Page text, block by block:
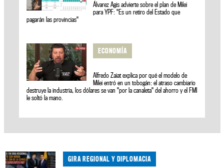
Álvarez Agis advierte sobre el plan de Milei
para YPF: "Es un retiro del Estado que
pagarán las provincias"
ECONOMÍA
Alfredo Zaiat explica por qué el modelo de
Milei entró en un tobogán: el atraso cambiario
destruye la industria, los dólares se van "por la canaleta" del ahorro y el FMI
le soltó la mano.
GIRA REGIONAL Y DIPLOMACIA